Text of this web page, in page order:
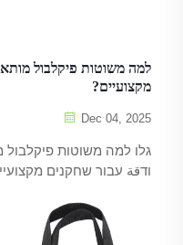
למה משוטות פיקלבול
מקצועיים?
Dec 04, 2025
גלו למה משוטות
ודقة עבור שחקנים